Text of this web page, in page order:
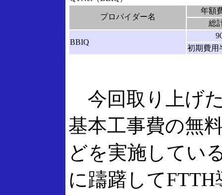
プロバイダー名
年額
総
BBIQ
初期費用
今回取り上げ
基本工事費の無
どを実施してい
に躊躇して